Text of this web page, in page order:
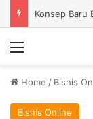
Home / Bisnis
Bisnis Online